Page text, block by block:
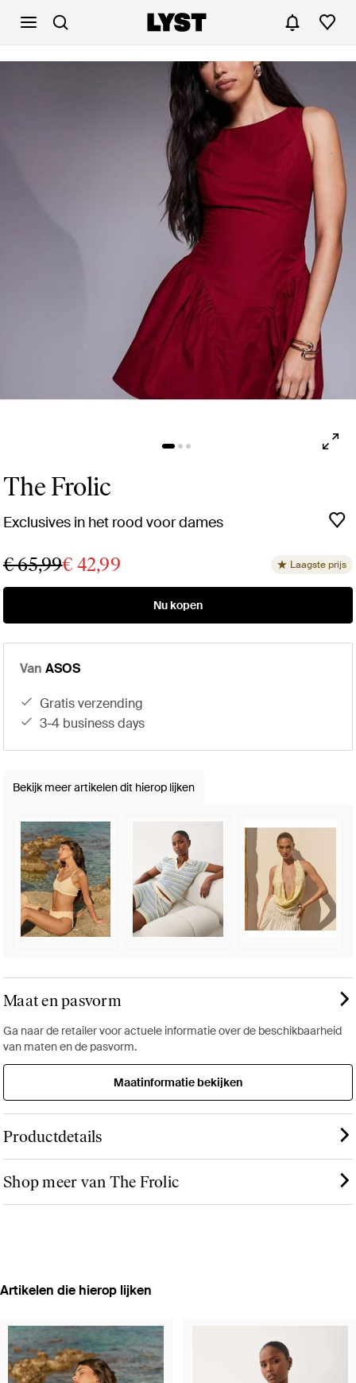
The Frolic
Exclusives in het rood voor dames
€ 65,99€ 42,99 Laagste prijs
Nu kopen
Van ASOS
gratis verzending
3-4 business days
Bekijk meer artikelen dit hierop lijken
Maat en pasvorm
Ga naar de retailer voor actuele informatie over de beschikbaarheid
van maten en de pasvorm.
Maatinformatie bekijken
Productdetails
Shop meer van The Frolic
Artikelen die hierop lijken